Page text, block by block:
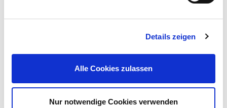
Details zeigen
Alle Cookies zulassen
Nur notwendige Cookies verwenden